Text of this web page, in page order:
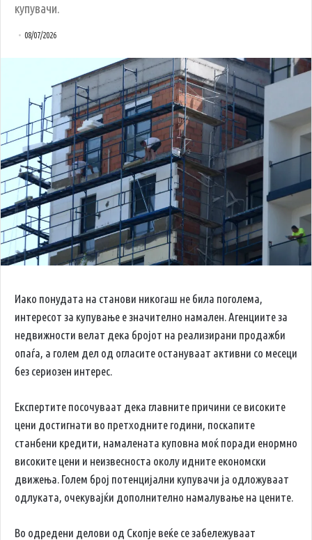
купувачи.
08/07/2026
Иако понудата на станови никогаш не била поголема,
интересот за купување е значително намален. Агенциите за
недвижности велат дека бројот на реализирани продажби
опаѓа, а голем дел од огласите остануваат активни со месеци
без сериозен интерес.
Експертите посочуваат дека главните причини се високите
цени достигнати во претходните години, поскапите
станбени кредити, намалената куповна моќ поради енормно
високите цени и неизвесноста околу идните економски
движења. Голем број потенцијални купувачи ја одложуваат
одлуката, очекувајќи дополнително намалување на цените.
Во одредени делови од Скопје веќе се забележуваат